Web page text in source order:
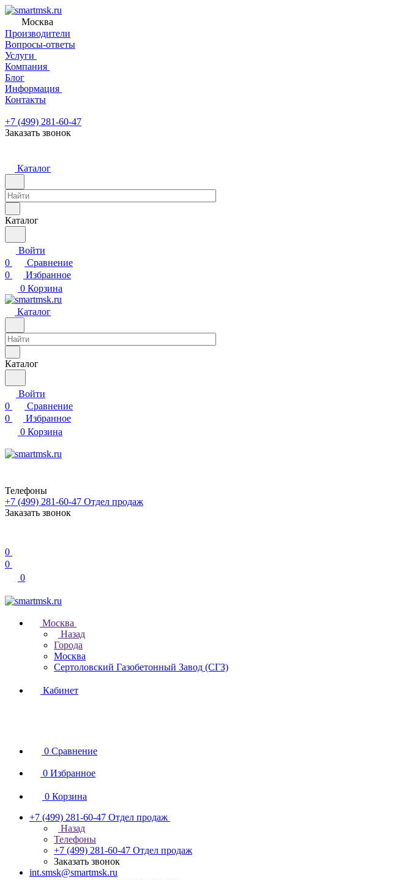
Москва
Производители
Вопросы-ответы
Услуги
Компания
Блог
Информация
Контакты
+7 (499) 281-60-47
Заказать звонок
Каталог
Каталог
Войти
0
Сравнение
0
Избранное
0 Корзина
Каталог
Каталог
Войти
0
Сравнение
0
Избранное
0 Корзина
Телефоны
+7 (499) 281-60-47 Отдел продаж
Заказать звонок
0
0
0
Москва
Назад
Города
Москва
Сертоловский Газобетонный Завод (СГЗ)
Кабинет
0 Сравнение
0 Избранное
0 Корзина
+7 (499) 281-60-47 Отдел продаж
Назад
Телефоны
+7 (499) 281-60-47 Отдел продаж
Заказать звонок
int.smsk@smartmsk.ru